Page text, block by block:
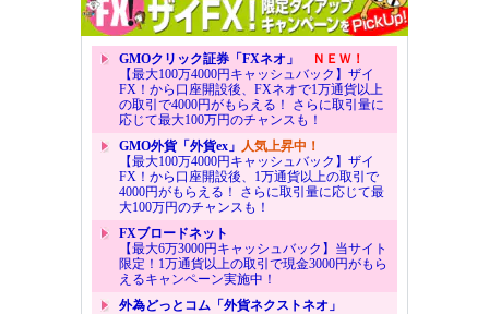
GMOクリック証券「FXネオ」
ＮＥＷ！
【最大100万4000円キャッシュバック】ザイ
FX！から口座開設後、FXネオで1万通貨以上
の取引で4000円がもらえる！ さらに取引量に
応じて最大100万円のチャンスも！
GMO外貨「外貨ex」 人気上昇中！
【最大100万4000円キャッシュバック】ザイ
FX！から口座開設後、1万通貨以上の取引で
4000円がもらえる！ さらに取引量に応じて最
大100万円のチャンスも！
FXブロードネット
【最大6万3000円キャッシュバック】当サイト
限定！1万通貨以上の取引で現金3000円がもら
えるキャンペーン実施中！
外為どっとコム「外貨ネクストネオ」